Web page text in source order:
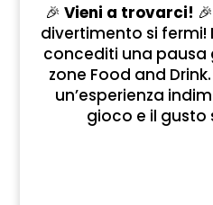
🎉Vieni a trovarci!
divertimento si
concediti una pausa
zone Food and
un’esperienza
gioco e il gusto